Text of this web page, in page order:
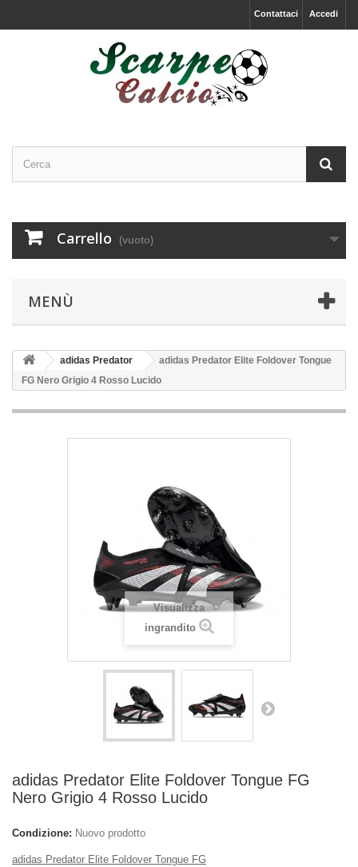
Accedi
Contattaci
Carrello (vuoto)
MENÙ
adidas Predator
adidas Predator Elite Foldover Tongue
FG Nero Grigio 4 Rosso Lucido
Visualizza
ingrandito
adidas Predator Elite Foldover Tongue FG
Nero Grigio 4 Rosso Lucido
Condizione: Nuovo prodotto
adidas Predator Elite Foldover Tongue FG